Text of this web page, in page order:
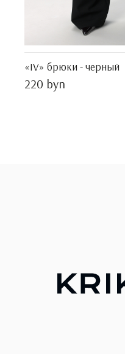
«IV» брюки - черный
220 byn